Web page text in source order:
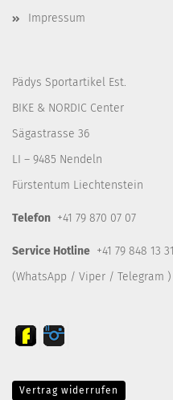
Impressum
Pädys Sportartikel Est.
BIKE & NORDIC Center
Sägastrasse 36
LI – 9485 Nendeln
Fürstentum Liechtenstein
Telefon +41 79 870 07 07
Service Hotline +41 79 848 13 31
(WhatsApp / Viper / Telegram )
Vertrag widerrufen